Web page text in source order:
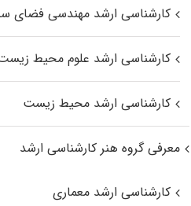
کارشناسی ارشد مهندسی فضای
کارشناسی ارشد علوم محیط‌
کارشناسی ارشد محیط زیست
معرفی گروه هنر کارشناسی ارشد
کارشناسی ارشد معماری